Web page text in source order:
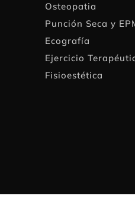
Osteopatia
Punción Seca y
Ecografía
Ejercicio
Fisioestética